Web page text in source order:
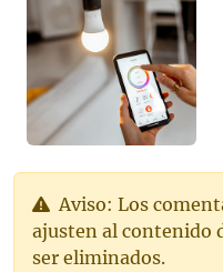
Aviso: Los
ajusten al contenido
ser eliminados.